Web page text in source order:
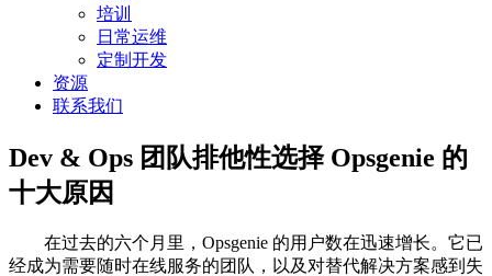
培训
日常运维
定制开发
资源
联系我们
Dev & Ops 团队排他性选择 Opsgenie 的
十大原因
在过去的六个月里，Opsgenie 的用户数在迅速增长。它已
经成为需要随时在线服务的团队，以及对替代解决方案感到失